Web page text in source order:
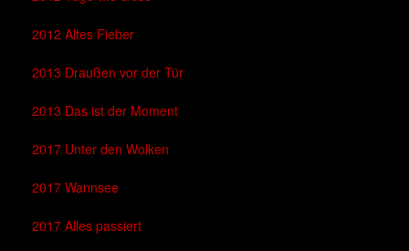
2012 Altes Fieber
2013 Draußen vor der Tür
2013 Das ist der Moment
2017 Unter den Wolken
2017 Wannsee
2017 Alles passiert